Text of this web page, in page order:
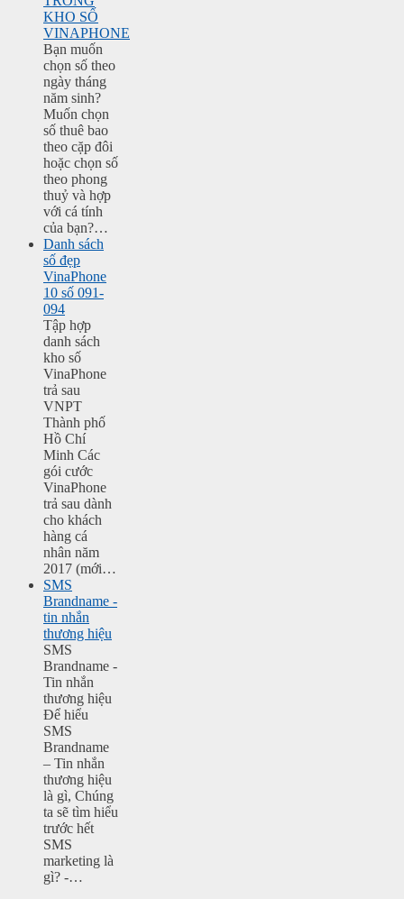
KHO SỐ
VINAPHONE
Bạn muốn
chọn số theo
ngày tháng
năm sinh?
Muốn chọn
số thuê bao
theo cặp đôi
hoặc chọn số
theo phong
thuỷ và hợp
với cá tính
của bạn?…
Danh sách
số đẹp
VinaPhone
10 số 091-
094
Tập hợp
danh sách
kho số
VinaPhone
trả sau
VNPT
Thành phố
Hồ Chí
Minh Các
gói cước
VinaPhone
trả sau dành
cho khách
hàng cá
nhân năm
2017 (mới…
SMS
Brandname -
tin nhắn
thương hiệu
SMS
Brandname -
Tin nhắn
thương hiệu
Để hiểu
SMS
Brandname
– Tin nhắn
thương hiệu
là gì, Chúng
ta sẽ tìm hiểu
trước hết
SMS
marketing là
gì? -…